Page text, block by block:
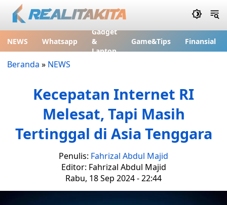
NEWS Whatsapp
Gadget
&
Laptop
Game&Tips Finansial
Beranda » NEWS
Kecepatan Internet RI
Melesat, Tapi Masih
Tertinggal di Asia Tenggara
Penulis: Fahrizal Abdul Majid
Editor: Fahrizal Abdul Majid
Rabu, 18 Sep 2024 - 22:44